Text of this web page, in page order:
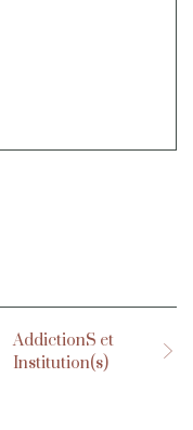
AddictionS et
Institution(s)